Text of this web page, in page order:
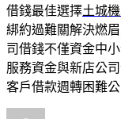
借錢最佳選擇土城
綁約過難關解決燃
司借錢不僅資金中
服務資金與新店公
客戶借款週轉困難公